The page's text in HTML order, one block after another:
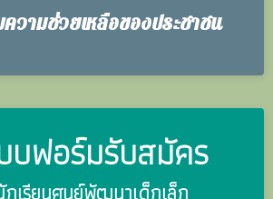
วามช่วยเหลือของประชาชน
บฟอร์มรับสมัคร